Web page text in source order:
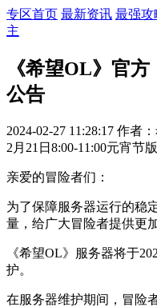
专区首页 最新资讯 最强攻
主
《希望OL》官
公告
2024-02-27 11:28:17 作者
2月21日8:00-11:00元宵节
亲爱的冒险者们：
为了保障服务器运行的稳
量，给广大冒险者提供更
《希望OL》服务器将于
护。
在服务器维护期间，冒险